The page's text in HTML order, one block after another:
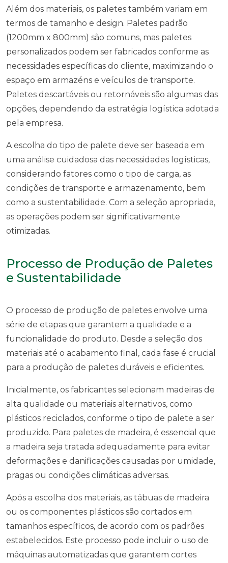
Além dos materiais, os paletes também variam em
termos de tamanho e design. Paletes padrão
(1200mm x 800mm) são comuns, mas paletes
personalizados podem ser fabricados conforme as
necessidades específicas do cliente, maximizando o
espaço em armazéns e veículos de transporte.
Paletes descartáveis ou retornáveis são algumas das
opções, dependendo da estratégia logística adotada
pela empresa.
A escolha do tipo de palete deve ser baseada em
uma análise cuidadosa das necessidades logísticas,
considerando fatores como o tipo de carga, as
condições de transporte e armazenamento, bem
como a sustentabilidade. Com a seleção apropriada,
as operações podem ser significativamente
otimizadas.
Processo de Produção de Paletes
e Sustentabilidade
O processo de produção de paletes envolve uma
série de etapas que garantem a qualidade e a
funcionalidade do produto. Desde a seleção dos
materiais até o acabamento final, cada fase é crucial
para a produção de paletes duráveis e eficientes.
Inicialmente, os fabricantes selecionam madeiras de
alta qualidade ou materiais alternativos, como
plásticos reciclados, conforme o tipo de palete a ser
produzido. Para paletes de madeira, é essencial que
a madeira seja tratada adequadamente para evitar
deformações e danificações causadas por umidade,
pragas ou condições climáticas adversas.
Após a escolha dos materiais, as tábuas de madeira
ou os componentes plásticos são cortados em
tamanhos específicos, de acordo com os padrões
estabelecidos. Este processo pode incluir o uso de
máquinas automatizadas que garantem cortes